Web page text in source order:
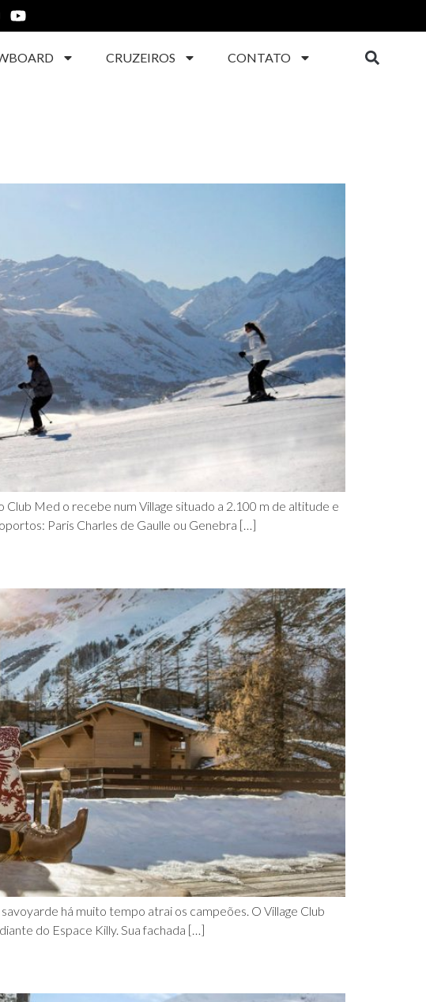
CRUZEIROS CONTATO
Club Med o recebe num Village situado a 2.100 m de altitude e
Paris Charles de Gaulle ou Genebra […]
há muito tempo atrai os campeões. O Village Club
do Espace Killy. Sua fachada […]